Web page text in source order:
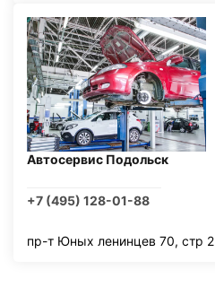
Автосервис Подольск
+7 (495) 128-01-88
пр-т Юных ленинцев 70, стр 2